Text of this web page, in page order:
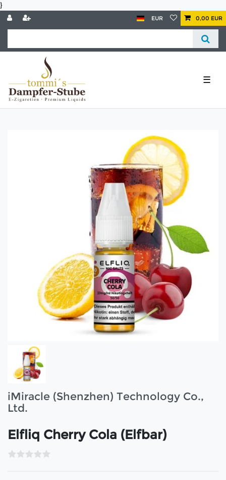
}
EUR 0,00 EUR
☰
iMiracle (Shenzhen) Technology Co.,
Ltd.
Elfliq Cherry Cola (Elfbar)